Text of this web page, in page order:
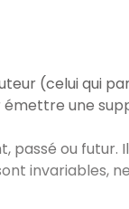
(celui qui
émettre une
passé ou futur.
invariables,